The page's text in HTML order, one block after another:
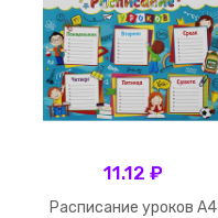
11.12 ₽
Расписание уроков А4